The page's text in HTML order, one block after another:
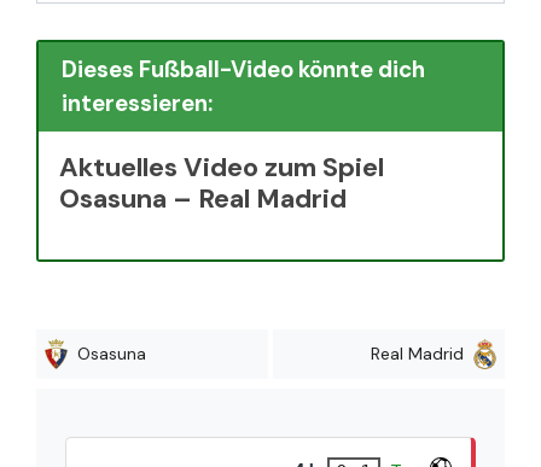
Dieses Fußball-Video könnte dich
interessieren:
Aktuelles Video zum Spiel
Osasuna – Real Madrid
Osasuna Real Madrid